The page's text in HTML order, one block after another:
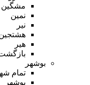
مشگین
نمین
نیر
هیر
بوشهر
تمام
بوشهر